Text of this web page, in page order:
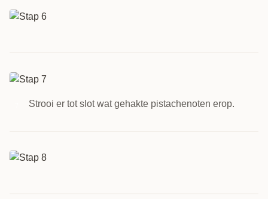
Strooi er tot slot wat gehakte pistachenoten erop.